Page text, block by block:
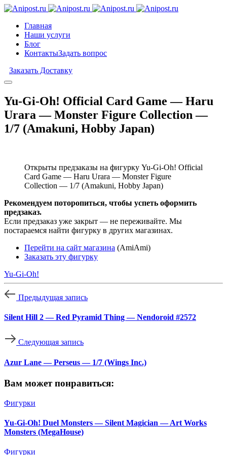
Главная
Наши услуги
Блог
КонтактыЗадать вопрос
Заказать Доставку
Yu-Gi-Oh! Official Card Game — Haru
Urara — Monster Figure Collection —
1/7 (Amakuni, Hobby Japan)
Открыты предзаказы на фигурку Yu-Gi-Oh! Official
Card Game — Haru Urara — Monster Figure
Collection — 1/7 (Amakuni, Hobby Japan)
Рекомендуем поторопиться, чтобы успеть оформить
предзаказ.
Если предзаказ уже закрыт — не переживайте. Мы
постараемся найти фигурку в других магазинах.
Перейти на сайт магазина (AmiAmi)
Заказать эту фигурку
Yu-Gi-Oh!
Предыдущая запись
Silent Hill 2 — Red Pyramid Thing — Nendoroid #2572
Следующая запись
Azur Lane — Perseus — 1/7 (Wings Inc.)
Вам может понравиться:
Фигурки
Yu-Gi-Oh! Duel Monsters — Silent Magician — Art Works
Monsters (MegaHouse)
Фигурки